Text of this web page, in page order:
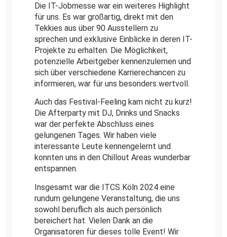
Die IT-Jobmesse war ein weiteres Highlight
für uns. Es war großartig, direkt mit den
Tekkies aus über 90 Ausstellern zu
sprechen und exklusive Einblicke in deren IT-
Projekte zu erhalten. Die Möglichkeit,
potenzielle Arbeitgeber kennenzulernen und
sich über verschiedene Karrierechancen zu
informieren, war für uns besonders wertvoll.
Auch das Festival-Feeling kam nicht zu kurz!
Die Afterparty mit DJ, Drinks und Snacks
war der perfekte Abschluss eines
gelungenen Tages. Wir haben viele
interessante Leute kennengelernt und
konnten uns in den Chillout Areas wunderbar
entspannen.
Insgesamt war die ITCS Köln 2024 eine
rundum gelungene Veranstaltung, die uns
sowohl beruflich als auch persönlich
bereichert hat. Vielen Dank an die
Organisatoren für dieses tolle Event! Wir